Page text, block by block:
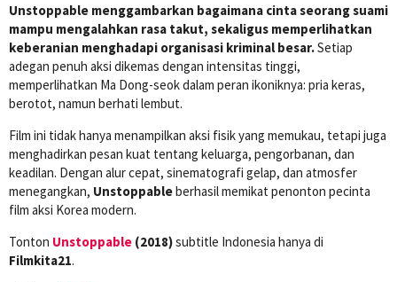
Unstoppable menggambarkan bagaimana cinta seorang suami
mampu mengalahkan rasa takut, sekaligus memperlihatkan
keberanian menghadapi organisasi kriminal besar.Setiap
adegan penuh aksi dikemas dengan intensitas tinggi,
memperlihatkan Ma Dong-seok dalam peran ikoniknya: pria keras,
berotot, namun berhati lembut.
Film ini tidak hanya menampilkan aksi fisik yang memukau, tetapi juga
menghadirkan pesan kuat tentang keluarga, pengorbanan, dan
keadilan. Dengan alur cepat, sinematografi gelap, dan atmosfer
menegangkan, Unstoppableberhasil memikat penonton pecinta
film aksi Korea modern.
Tonton Unstoppable (2018)subtitle Indonesia hanya di
Filmkita21.